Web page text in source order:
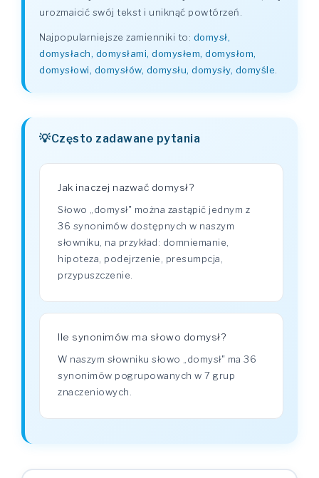
urozmaicić swój tekst i uniknąć powtórzeń.
Najpopularniejsze zamienniki to: domysł,
domysłach, domysłami, domysłem, domysłom,
domysłowi, domysłów, domysłu, domysły, domyśle
Często zadawane pytania
Jak inaczej nazwać domysł?
Słowo „domysł" można zastąpić jednym z
36 synonimów dostępnych w naszym
słowniku, na przykład: domniemanie,
hipoteza, podejrzenie, presumpcja,
przypuszczenie.
Ile synonimów ma słowo domysł?
W naszym słowniku słowo „domysł" ma 36
synonimów pogrupowanych w 7 grup
znaczeniowych.